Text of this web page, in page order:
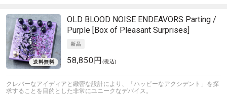
OLD BLOOD NOISE ENDEAVORS Parting /
Purple [Box of Pleasant Surprises]
58,850円 (税込)
クレバーなアイディアと緻密な設計により、「ハッピーなアクシデント」を探
求することを目的とした非常にユニークなデバイス。